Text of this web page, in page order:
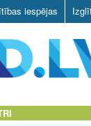
iespējas